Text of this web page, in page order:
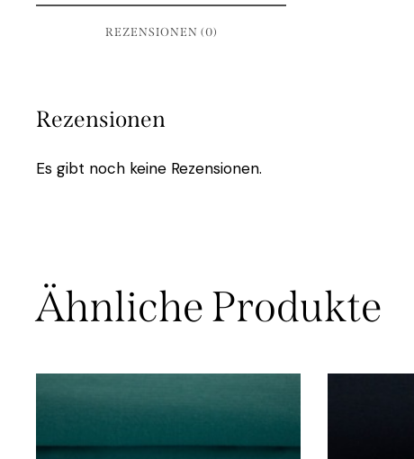
REZENSIONEN (0)
Rezensionen
Es gibt noch keine Rezensionen.
Ähnliche Produkte